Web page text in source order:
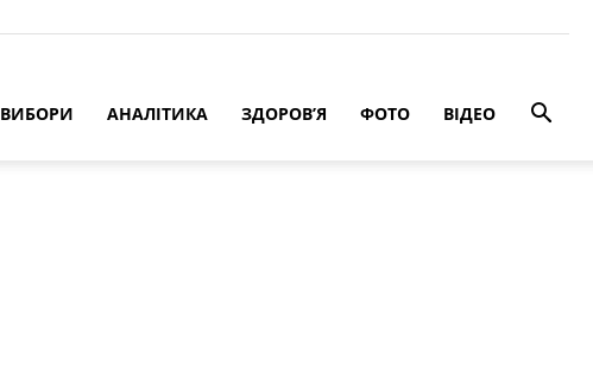
ВИБОРИ АНАЛІТИКА ЗДОРОВ’Я ФОТО ВІДЕО